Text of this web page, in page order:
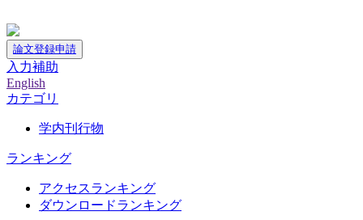
論文登録申請
入力補助
English
カテゴリ
学内刊行物
ランキング
アクセスランキング
ダウンロードランキング